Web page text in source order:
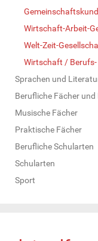
Wirtschaft-Arbeit-
Welt-Zeit-
Wirtschaft / Berufs-
Sprachen und
Berufliche Fächer
Musische Fächer
Praktische Fächer
Berufliche Schularten
Schularten
Sport